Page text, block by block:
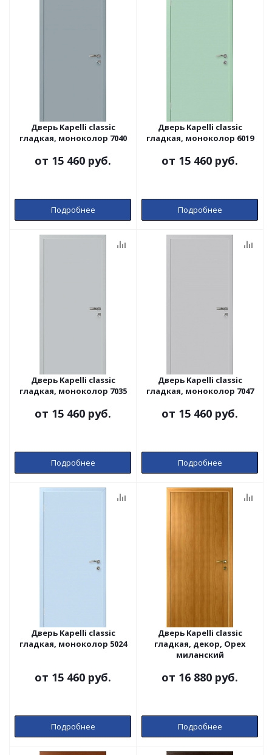
Дверь Kapelli classic
гладкая, моноколор 7040
от 15 460 руб.
Подробнее
Дверь Kapelli classic
гладкая, моноколор 6019
от 15 460 руб.
Подробнее
Дверь Kapelli classic
гладкая, моноколор 7035
от 15 460 руб.
Подробнее
Дверь Kapelli classic
гладкая, моноколор 7047
от 15 460 руб.
Подробнее
Дверь Kapelli classic
гладкая, моноколор 5024
от 15 460 руб.
Подробнее
Дверь Kapelli classic
гладкая, декор, Орех
миланский
от 16 880 руб.
Подробнее